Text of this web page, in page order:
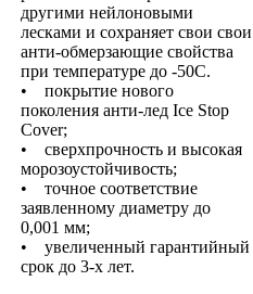
другими нейлоновыми
лесками и сохраняет свои свои
анти-обмерзающие свойства
при температуре до -50С.
• покрытие нового
поколения анти-лед Ice Stop
Cover;
• сверхпрочность и высокая
морозоустойчивость;
• точное соответствие
заявленному диаметру до
0,001 мм;
• увеличенный гарантийный
срок до 3-х лет.